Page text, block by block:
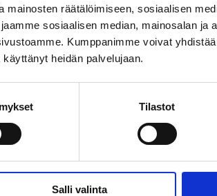
mainosten räätälöimiseen, sosiaalisen
sosiaalisen median, mainosalan ja
Kumppanimme voivat
heidän palvelujaan.
Tilastot
Salli valinta
What is harm reduction?
selvitystyöryhmän raportti, 2019:
media/att/3c/
päihdeongelma